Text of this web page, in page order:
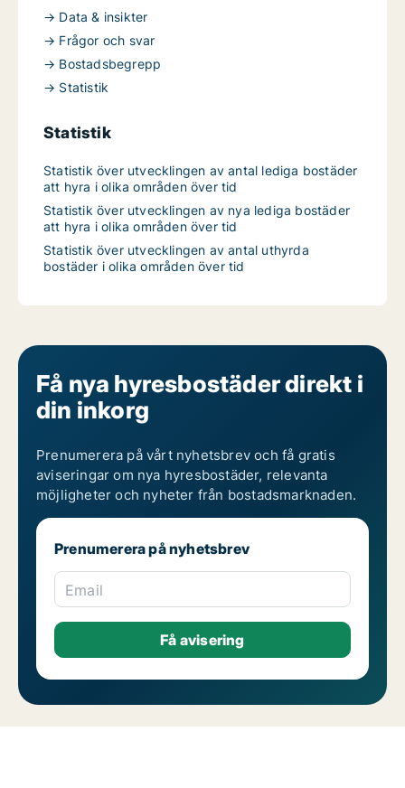
→ Data & insikter
→ Frågor och svar
→ Bostadsbegrepp
→ Statistik
Statistik
Statistik över utvecklingen av antal lediga bostäder
att hyra i olika områden över tid
Statistik över utvecklingen av nya lediga bostäder
att hyra i olika områden över tid
Statistik över utvecklingen av antal uthyrda
bostäder i olika områden över tid
Få nya hyresbostäder direkt i
din inkorg
Prenumerera på vårt nyhetsbrev och få gratis
aviseringar om nya hyresbostäder, relevanta
möjligheter och nyheter från bostadsmarknaden.
Prenumerera på nyhetsbrev
Email